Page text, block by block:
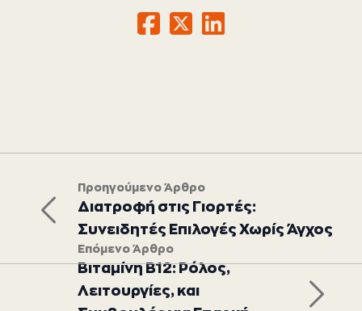
Προηγούμενο Άρθρο
Διατροφή στις Γιορτές:
Συνειδητές Επιλογές Χωρίς Άγχος
Επόμενο Άρθρο
Βιταμίνη B12: Ρόλος,
Λειτουργίες, και